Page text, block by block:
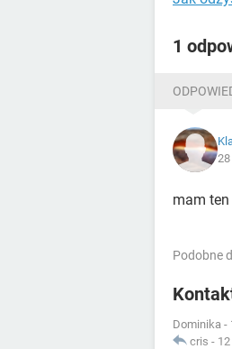
1
28
mam
Podobne
Dominika -
cris -